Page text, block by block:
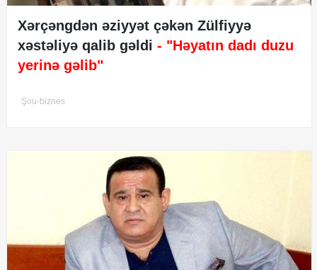
Xərçəngdən əziyyət çəkən Zülfiyyə
xəstəliyə qalib gəldi - "Həyatın dadı duzu
yerinə gəlib"
Şou-biznes